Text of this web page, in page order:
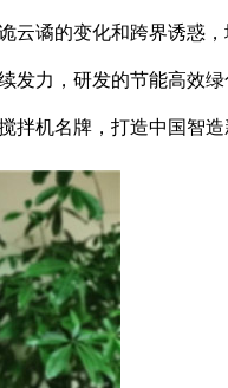
谲的变化和跨界诱
力，研发的节能高效
拌机名牌，打造中国智造